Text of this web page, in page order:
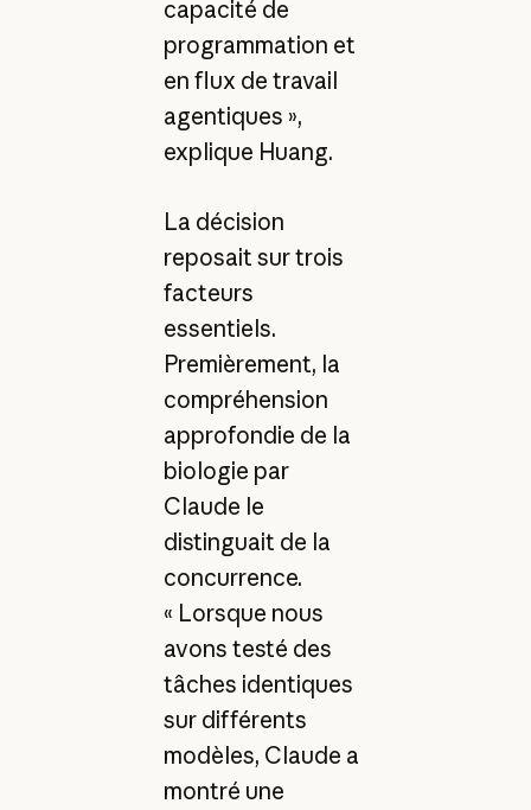
capacité de
programmation et
en flux de travail
agentiques »,
explique Huang.
La décision
reposait sur trois
facteurs
essentiels.
Premièrement, la
compréhension
approfondie de la
biologie par
Claude le
distinguait de la
concurrence.
« Lorsque nous
avons testé des
tâches identiques
sur différents
modèles, Claude a
montré une